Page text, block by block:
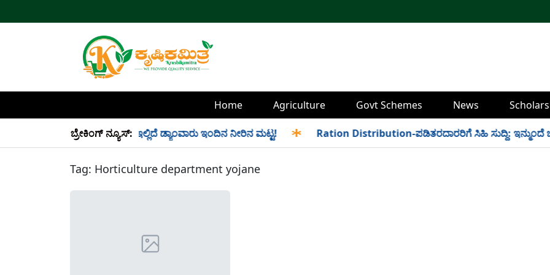
Home Agriculture Govt Schemes News
ಬ್ರೇಕಿಂಗ್ ನ್ಯೂಸ್:
34 TMC ನೀರು ಸಂಗ್ರಹ! ಇಲ್ಲಿದೆ ಡ್ಯಾಂವಾರು ಇಂದಿನ ನೀರಿನ ಮಟ್ಟ! Ration Distribution-ಪಡಿತರದಾರರಿಗೆ ಸಿಹಿ ಸುದ್ದಿ: ಇನ್ಮುಂದೆ
Tag: Horticulture department yojane